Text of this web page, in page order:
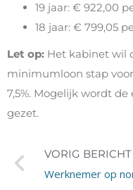
19 jaar: € 922,00
18 jaar: € 799,05
Let op: Het kabinet wil
minimumloon stap
7,5%. Mogelijk wordt
gezet.
VORIG BERICHT